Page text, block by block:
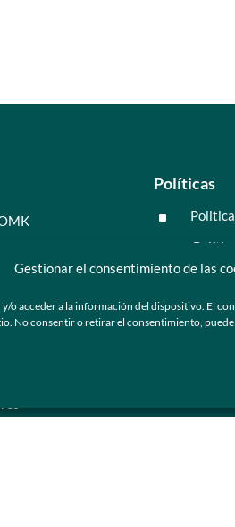
Gestionar el consentimiento de las
o acceder a la información del dispositivo. El
No consentir o retirar el consentimiento,
Políticas
^
Preguntas